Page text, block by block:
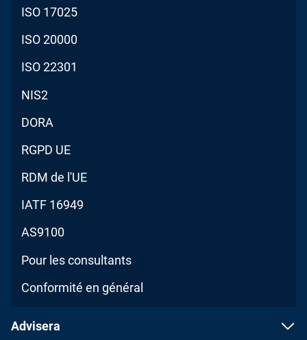
ISO 17025
ISO 20000
ISO 22301
NIS2
DORA
RGPD UE
RDM de l'UE
IATF 16949
AS9100
Pour les consultants
Conformité en général
Advisera